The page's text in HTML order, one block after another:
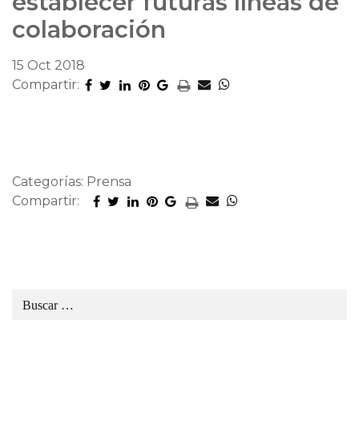
colaboración
15 Oct 2018
Compartir:
Categorías: Prensa
Compartir: